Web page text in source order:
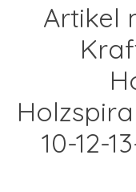
Artikel
10-12-